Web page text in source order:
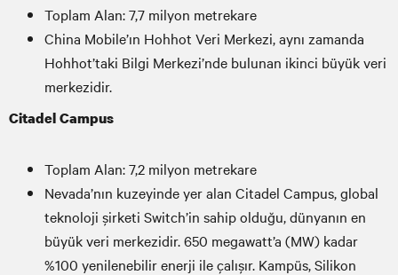
Toplam Alan: 7,7 milyon metrekare
China Mobile’ın Hohhot Veri Merkezi, aynı zamanda
Hohhot’taki Bilgi Merkezi’nde bulunan ikinci büyük veri
merkezidir.
Citadel Campus
Toplam Alan: 7,2 milyon metrekare
Nevada’nın kuzeyinde yer alan Citadel Campus, global
teknoloji şirketi Switch’in sahip olduğu, dünyanın en
büyük veri merkezidir. 650 megawatt’a (MW) kadar
%100 yenilenebilir enerji ile çalışır. Kampüs, Silikon